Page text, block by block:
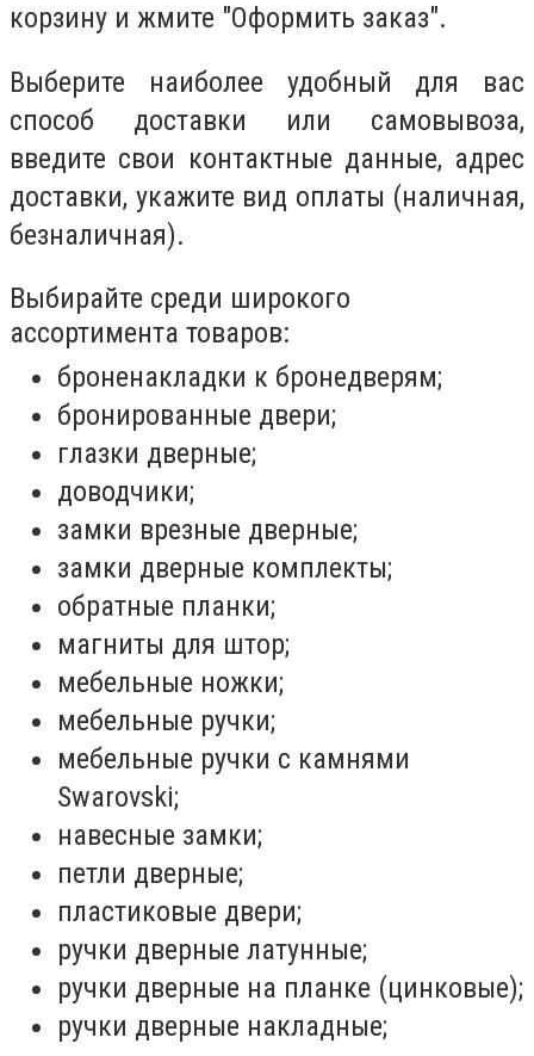
корзину и жмите "Оформить заказ".
Выберите наиболее удобный для вас
способ доставки или самовывоза,
введите свои контактные данные, адрес
доставки, укажите вид оплаты (наличная,
безналичная).
Выбирайте среди широкого
ассортимента товаров:
броненакладки к бронедверям;
бронированные двери;
глазки дверные;
доводчики;
замки врезные дверные;
замки дверные комплекты;
обратные планки;
магниты для штор;
мебельные ножки;
мебельные ручки;
мебельные ручки с камнями
Swarovski;
навесные замки;
петли дверные;
пластиковые двери;
ручки дверные латунные;
ручки дверные на планке (цинковые);
ручки дверные накладные;